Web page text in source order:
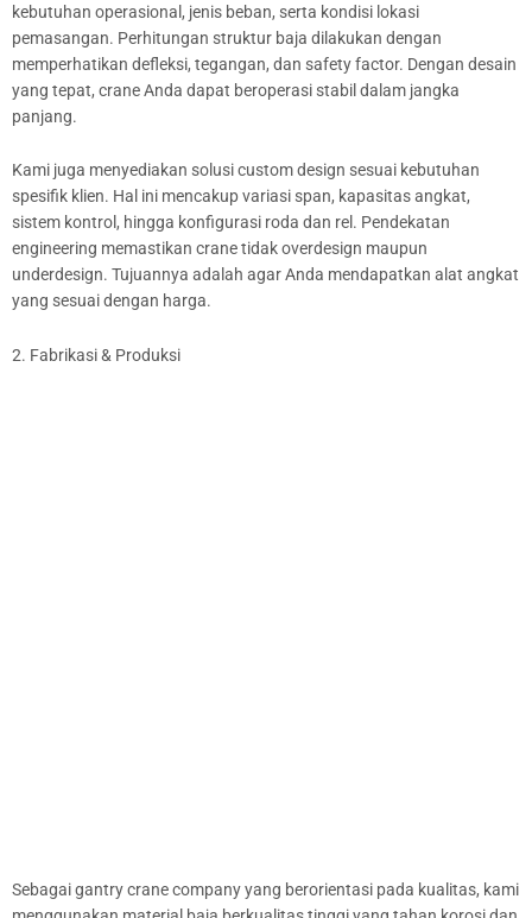
kebutuhan operasional, jenis beban, serta kondisi lokasi
pemasangan. Perhitungan struktur baja dilakukan dengan
memperhatikan defleksi, tegangan, dan safety factor. Dengan desain
yang tepat, crane Anda dapat beroperasi stabil dalam jangka
panjang.
Kami juga menyediakan solusi custom design sesuai kebutuhan
spesifik klien. Hal ini mencakup variasi span, kapasitas angkat,
sistem kontrol, hingga konfigurasi roda dan rel. Pendekatan
engineering memastikan crane tidak overdesign maupun
underdesign. Tujuannya adalah agar Anda mendapatkan alat angkat
yang sesuai dengan harga.
2. Fabrikasi & Produksi
Sebagai gantry crane company yang berorientasi pada kualitas, kami